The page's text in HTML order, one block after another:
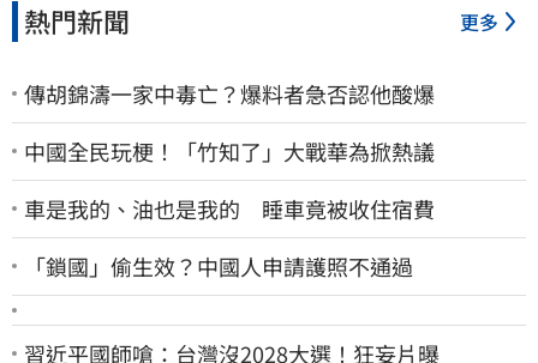
熱門新聞 更多
傳胡錦濤一家中毒亡？爆料者急否認他酸爆
中國全民玩梗！「竹知了」大戰華為掀熱議
車是我的、油也是我的 睡車竟被收住宿費
「鎖國」偷生效？中國人申請護照不通過
習近平國師嗆：台灣沒2028大選！狂妄片曝